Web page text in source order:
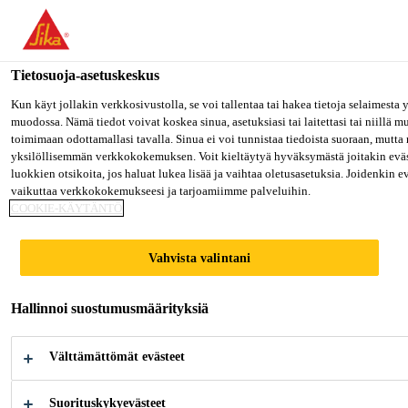
Olet menossa "Sika Finland", näyttää, että olet "Yhdysvallat".
oman maasi sivulle.
MENE SIKA USA
Sika Finland
Sikaflex®-221
Monikäyttöinen liima-/tiivistemassa
polyuretaaniliima / tiivistemassa joka liimaa hyvin
useita erilaisia materiaaleja kuten metallit,
metalliprimerit ja maalipinnat (2-komponenttiset
Tietosuoja-asetuskeskus
Kun käyt jollakin verkkosivustolla, se voi tallentaa tai hakea tietoja selaimesta
muodossa. Nämä tiedot voivat koskea sinua, asetuksiasi tai laitettasi tai niillä
toimimaan odottamallasi tavalla. Sinua ei voi tunnistaa tiedoista suoraan,
yksilöllisemmän verkkokokemuksen. Voit kieltäytyä hyväksymästä joitakin
luokkien otsikoita, jos haluat lukea lisää ja vaihtaa oletusasetuksia. Joidenkin
vaikuttaa verkkokokemukseesi ja tarjoamiimme palveluihin.
COOKIE-KÄYTÄNTÖ
Vahvista valintani
Hallinnoi suostumusmäärityksiä
Välttämättömät evästeet
Suorituskykyevästeet